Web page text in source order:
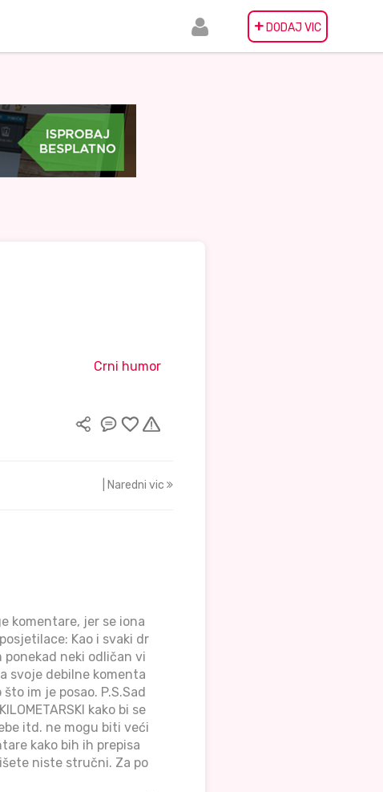
+ DODAJ VIC
Crni humor
| Naredni vic
komentare, jer se iona
Kao i svaki dr
neki odličan vi
svoje debilne komenta
im je posao. P.S.Sad
kako bi se
itd. ne mogu biti veći
kako bih ih prepisa
niste stručni. Za po